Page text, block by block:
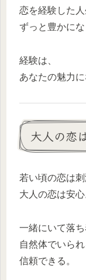
恋を経験した
ずっと豊かにな
経験は、
あなたの魅力に
大人の恋
若い頃の恋は刺
大人の恋は安心
一緒にいて落ち
自然体でいられ
信頼できる。